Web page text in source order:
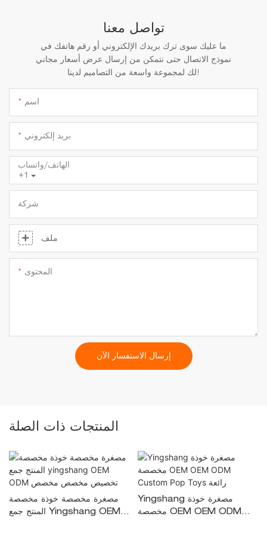
تواصل معنا
ما عليك سوى ترك بريدك الإلكتروني أو رقم هاتفك في
نموذج الاتصال حتى نتمكن من إرسال عرض أسعار مجاني
لك لمجموعة واسعة من التصاميم لدينا!
اسم
بريد إلكتروني
+1
الهاتف/واتساب
شركة
ملف
المحتوى
إرسال الاستفسار الآن
المنتجات ذات الصلة
مصغرة مخصصة خوذة مخصصة
المنتج جمع Yingshang OEM
Yingshang مصغرة خوذة
مخصصة OEM OEM ODM